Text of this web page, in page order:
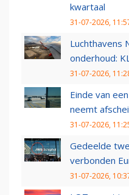
kwartaal
31-07-2026,
Luchthavens
onderhoud:
31-07-2026,
Einde van
neemt
31-07-2026,
Gedeelde
verbonden
31-07-2026,